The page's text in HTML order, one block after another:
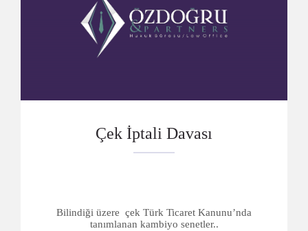
Çek İptali Davası
Bilindiği üzere çek Türk Ticaret Kanunu’nda
tanımlanan kambiyo senetler..